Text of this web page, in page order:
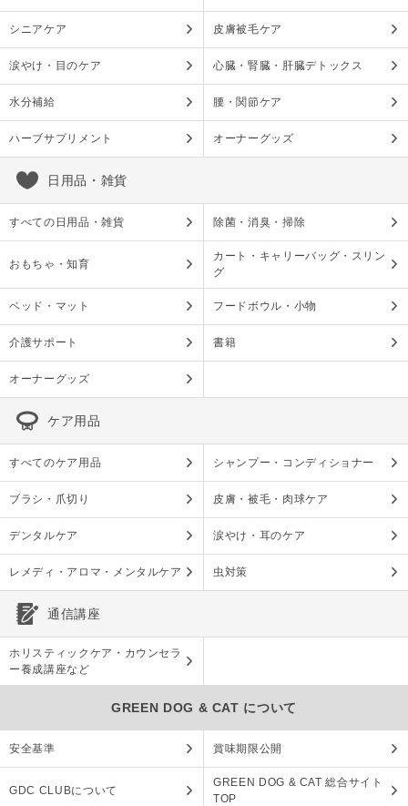
シニアケア 皮膚被毛ケア
涙やけ・目のケア 心臓・腎臓・肝臓デトックス
水分補給 腰・関節ケア
ハーブサプリメント オーナーグッズ
日用品・雑貨
すべての日用品・雑貨 除菌・消臭・掃除
おもちゃ・知育
カート・キャリーバッグ・スリン
グ
ベッド・マット フードボウル・小物
介護サポート 書籍
オーナーグッズ
ケア用品
すべてのケア用品 シャンプー・コンディショナー
ブラシ・爪切り 皮膚・被毛・肉球ケア
デンタルケア 涙やけ・耳のケア
レメディ・アロマ・メンタルケア 虫対策
通信講座
ホリスティックケア・カウンセラ
ー養成講座など
GREEN DOG & CAT について
安全基準 賞味期限公開
GDC CLUBについて
GREEN DOG & CAT 総合サイト
TOP